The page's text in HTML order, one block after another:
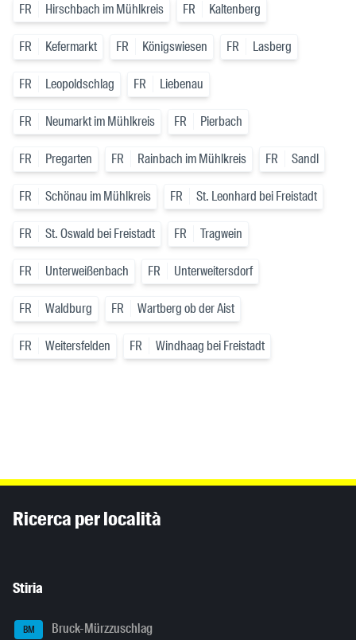
FR Hirschbach im Mühlkreis FR Kaltenberg
FR Kefermarkt FR Königswiesen FR Lasberg
FR Leopoldschlag FR Liebenau
FR Neumarkt im Mühlkreis FR Pierbach
FR Pregarten FR Rainbach im Mühlkreis FR Sandl
FR Schönau im Mühlkreis FR St. Leonhard bei Freistadt
FR St. Oswald bei Freistadt FR Tragwein
FR Unterweißenbach FR Unterweitersdorf
FR Waldburg FR Wartberg ob der Aist
FR Weitersfelden FR Windhaag bei Freistadt
Ricerca per località
Stiria
BM Bruck-Mürzzuschlag